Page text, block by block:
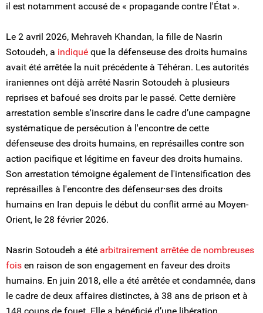
il est notamment accusé de « propagande contre l'État ».
Le 2 avril 2026, Mehraveh Khandan, la fille de Nasrin
Sotoudeh, a indiqué que la défenseuse des droits humains
avait été arrêtée la nuit précédente à Téhéran. Les autorités
iraniennes ont déjà arrêté Nasrin Sotoudeh à plusieurs
reprises et bafoué ses droits par le passé. Cette dernière
arrestation semble s'inscrire dans le cadre d’une campagne
systématique de persécution à l'encontre de cette
défenseuse des droits humains, en représailles contre son
action pacifique et légitime en faveur des droits humains.
Son arrestation témoigne également de l'intensification des
représailles à l'encontre des défenseur⸱ses des droits
humains en Iran depuis le début du conflit armé au Moyen-
Orient, le 28 février 2026.
Nasrin Sotoudeh a été arbitrairement arrêtée de nombreuses
fois en raison de son engagement en faveur des droits
humains. En juin 2018, elle a été arrêtée et condamnée, dans
le cadre de deux affaires distinctes, à 38 ans de prison et à